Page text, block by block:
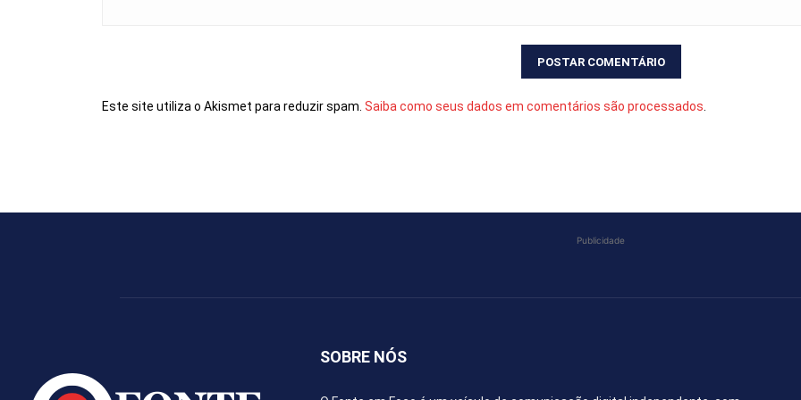
Este site utiliza o Akismet para reduzir spam. Saiba como seus dados em comentários são processados
Publicidade
SOBRE NÓS